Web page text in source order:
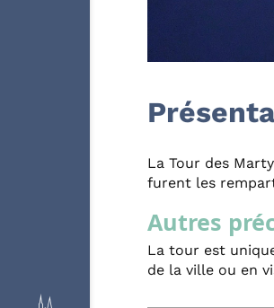
La Tour des
furent les
Autres
La tour est
de la ville ou en